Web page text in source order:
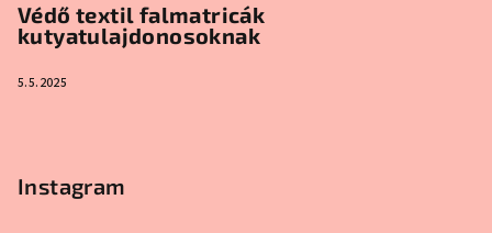
Védő textil falmatricák
kutyatulajdonosoknak
5.5.2025
Instagram